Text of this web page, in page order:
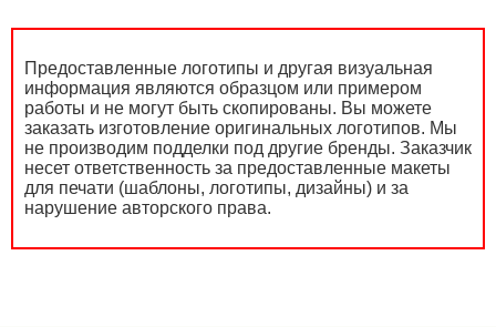
Предоставленные логотипы и другая визуальная
информация являются образцом или примером
работы и не могут быть скопированы. Вы можете
заказать изготовление оригинальных логотипов. Мы
не производим подделки под другие бренды. Заказчик
несет ответственность за предоставленные макеты
для печати (шаблоны, логотипы, дизайны) и за
нарушение авторского права.